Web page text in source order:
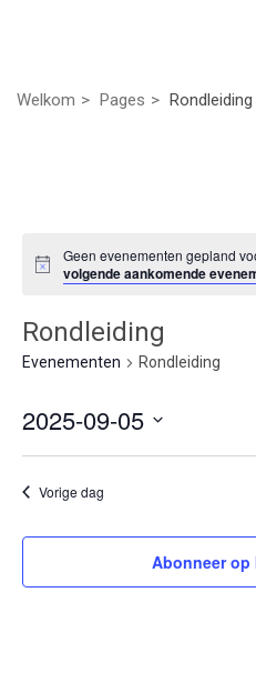
Welkom Pages Rondleiding
Geen evenementen gepland
volgende aankomende
Rondleiding
Evenementen Rondleiding
2025-09-05
datum.
Vorige dag
Abonneer op